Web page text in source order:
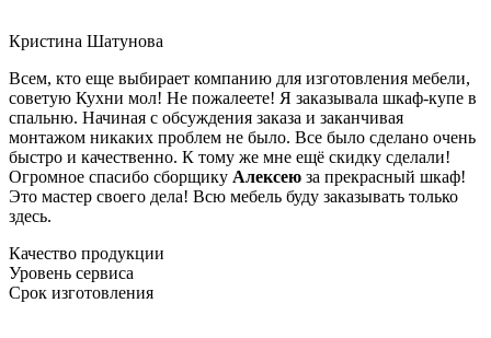
Кристина Шатунова
Всем, кто еще выбирает компанию для изготовления мебели,
советую Кухни мол! Не пожалеете! Я заказывала шкаф-купе в
спальню. Начиная с обсуждения заказа и заканчивая
монтажом никаких проблем не было. Все было сделано очень
быстро и качественно. К тому же мне ещё скидку сделали!
Огромное спасибо сборщику Алексею за прекрасный шкаф!
Это мастер своего дела! Всю мебель буду заказывать только
здесь.
Качество продукции
Уровень сервиса
Срок изготовления